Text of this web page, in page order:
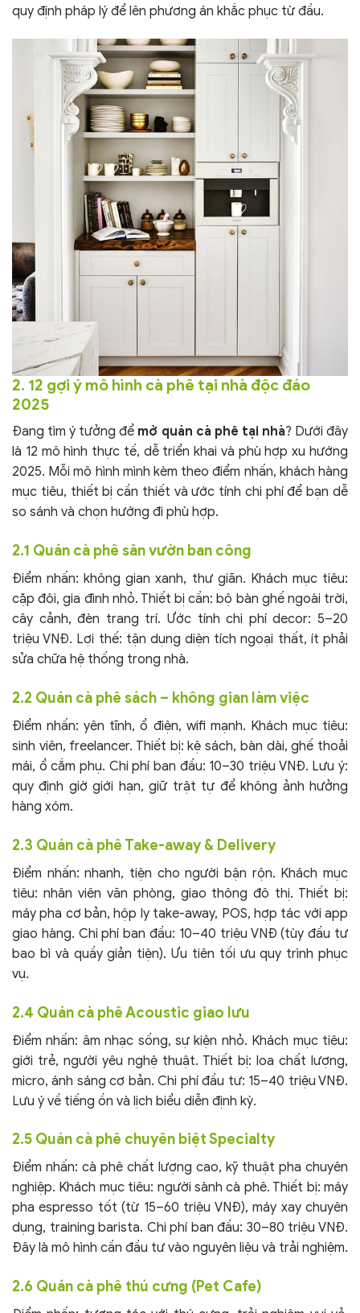
quy định pháp lý để lên phương án khắc phục từ đầu.
2. 12 gợi ý mô hình cà phê tại nhà độc đáo
2025
Đang tìm ý tưởng để mở quán cà phê tại nhà? Dưới đây
là 12 mô hình thực tế, dễ triển khai và phù hợp xu hướng
2025. Mỗi mô hình mình kèm theo điểm nhấn, khách hàng
mục tiêu, thiết bị cần thiết và ước tính chi phí để bạn dễ
so sánh và chọn hướng đi phù hợp.
2.1 Quán cà phê sân vườn ban công
Điểm nhấn: không gian xanh, thư giãn. Khách mục tiêu:
cặp đôi, gia đình nhỏ. Thiết bị cần: bộ bàn ghế ngoài trời,
cây cảnh, đèn trang trí. Ước tính chi phí decor: 5–20
triệu VNĐ. Lợi thế: tận dụng diện tích ngoại thất, ít phải
sửa chữa hệ thống trong nhà.
2.2 Quán cà phê sách – không gian làm việc
Điểm nhấn: yên tĩnh, ổ điện, wifi mạnh. Khách mục tiêu:
sinh viên, freelancer. Thiết bị: kệ sách, bàn dài, ghế thoải
mái, ổ cắm phụ. Chi phí ban đầu: 10–30 triệu VNĐ. Lưu ý:
quy định giờ giới hạn, giữ trật tự để không ảnh hưởng
hàng xóm.
2.3 Quán cà phê Take-away & Delivery
Điểm nhấn: nhanh, tiện cho người bận rộn. Khách mục
tiêu: nhân viên văn phòng, giao thông đô thị. Thiết bị:
máy pha cơ bản, hộp ly take-away, POS, hợp tác với app
giao hàng. Chi phí ban đầu: 10–40 triệu VNĐ (tùy đầu tư
bao bì và quầy giản tiện). Ưu tiên tối ưu quy trình phục
vụ.
2.4 Quán cà phê Acoustic giao lưu
Điểm nhấn: âm nhạc sống, sự kiện nhỏ. Khách mục tiêu:
giới trẻ, người yêu nghệ thuật. Thiết bị: loa chất lượng,
micro, ánh sáng cơ bản. Chi phí đầu tư: 15–40 triệu VNĐ.
Lưu ý về tiếng ồn và lịch biểu diễn định kỳ.
2.5 Quán cà phê chuyên biệt Specialty
Điểm nhấn: cà phê chất lượng cao, kỹ thuật pha chuyên
nghiệp. Khách mục tiêu: người sành cà phê. Thiết bị: máy
pha espresso tốt (từ 15–60 triệu VNĐ), máy xay chuyên
dụng, training barista. Chi phí ban đầu: 30–80 triệu VNĐ.
Đây là mô hình cần đầu tư vào nguyên liệu và trải nghiệm.
2.6 Quán cà phê thú cưng (Pet Cafe)